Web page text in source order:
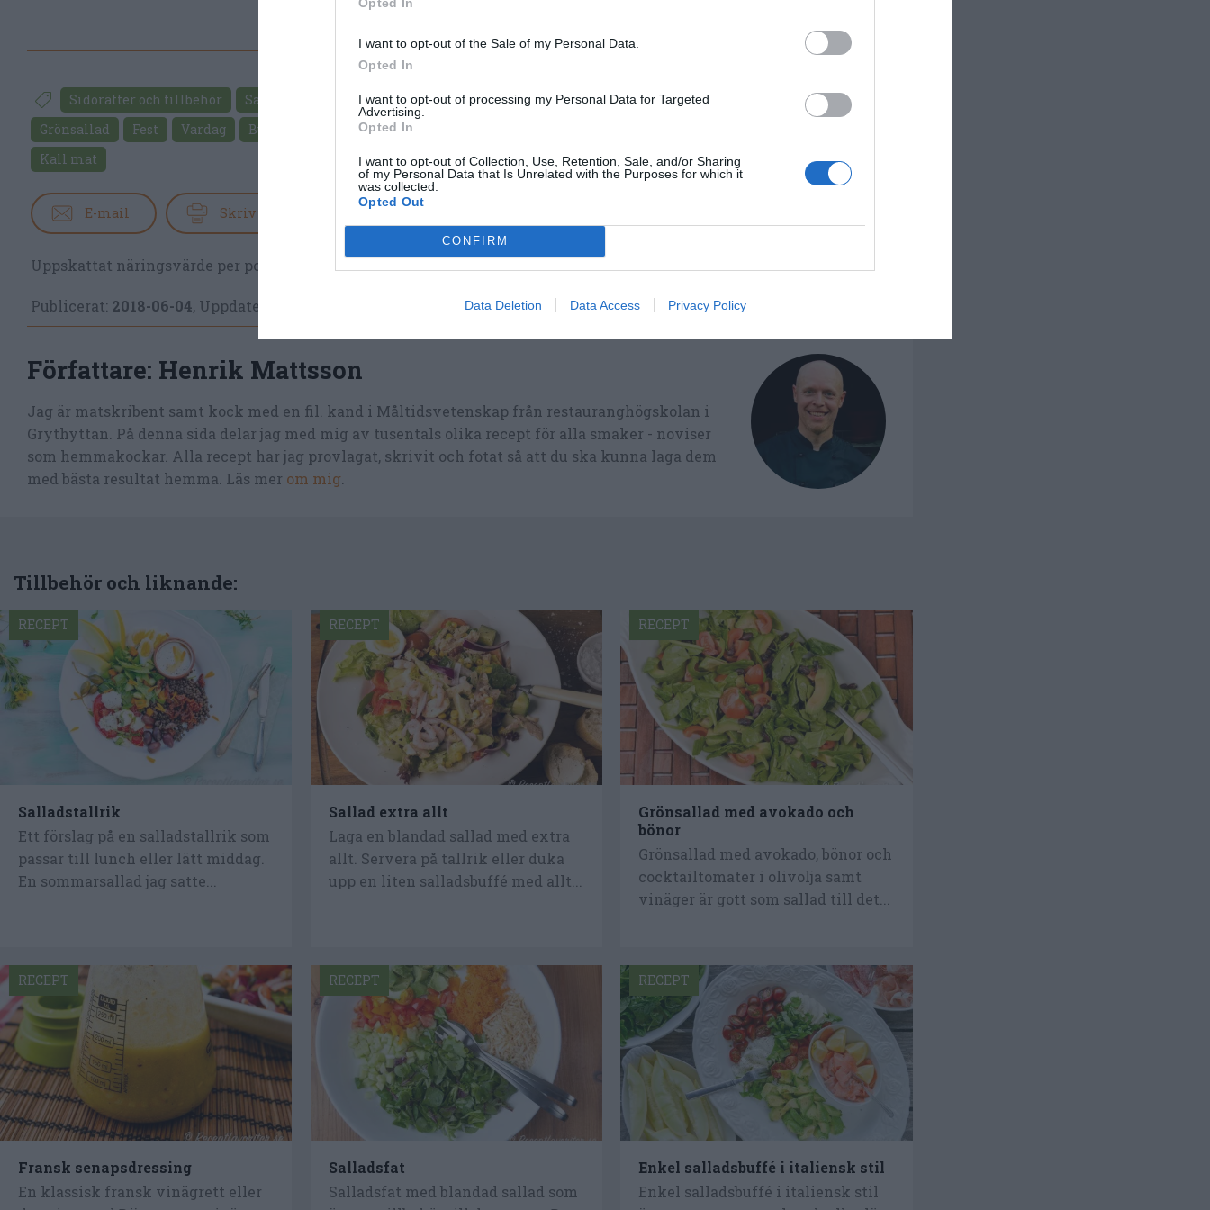
I want to opt-out of the Sale of my Personal Data.
Opted In
I want to opt-out of processing my Personal Data for Targeted
Advertising.
Opted In
I want to opt-out of Collection, Use, Retention, Sale, and/or Sharing
of my Personal Data that Is Unrelated with the Purposes for which it
was collected.
Opted Out
CONFIRM
Data Deletion Data Access Privacy Policy
Sidorätter och tillbehör Sallader Bönor Avokado Tomater
Fetaost
Grönsallad
Fest Vardag Buffé Lättlagat Svensk mat
Kall mat
E-mail Skriv ut
Uppskattat näringsvärde per portion:
Publicerat: 2018-06-04, Uppdaterat:
Författare: Henrik Mattsson
Jag är matskribent samt kock med en fil. kand i Måltidsvetenskap från restauranghögskolan i
Grythyttan. På denna sida delar jag med mig av tusentals olika recept för alla smaker - noviser
som hemmakockar. Alla recept har jag provlagat, skrivit och fotat så att du ska kunna laga dem
med bästa resultat hemma. Läs mer om mig
Tillbehör och liknande:
Salladstallrik
Ett förslag på en salladstallrik som
passar till lunch eller lätt middag.
En sommarsallad jag satte...
RECEPT
Sallad extra allt
Laga en blandad sallad med extra
allt. Servera på tallrik eller duka
upp en liten salladsbuffé med allt...
RECEPT
Grönsallad med avokado och
bönor
Grönsallad med avokado, bönor och
cocktailtomater i olivolja samt
vinäger är gott som sallad till det...
RECEPT
Fransk senapsdressing
En klassisk fransk vinägrett eller
RECEPT
Salladsfat
Salladsfat med blandad sallad som
RECEPT
Enkel salladsbuffé i italiensk stil
Enkel salladsbuffé i italiensk stil
RECEPT